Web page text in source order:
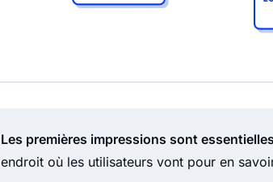
Les premières impressions sont essentielles
endroit où les utilisateurs vont pour en